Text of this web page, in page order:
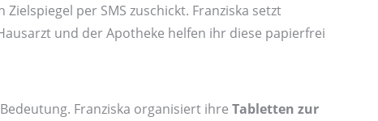
per SMS zuschickt. Franziska setzt
und der Apotheke helfen ihr diese papier­frei
Franziska organisiert ihre Tabletten zur